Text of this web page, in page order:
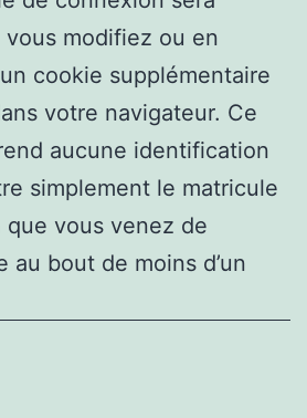
modifiez ou en
cookie supplémentaire
votre navigateur. Ce
aucune identification
simplement le matricule
vous venez de
au bout de moins d’un